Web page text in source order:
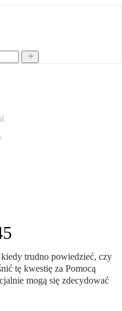
trudno powiedzieć, czy
tę kwestię za Pomocą
mogą się zdecydować